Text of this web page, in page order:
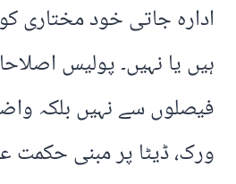
ادارہ جاتی خود مختاری
ہیں یا نہیں۔ پولیس
فیصلوں سے نہیں بلکہ
ورک، ڈیٹا پر مبنی حکمت